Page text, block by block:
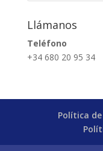
Llámanos
Teléfono
+34 680 20 95 34
Política